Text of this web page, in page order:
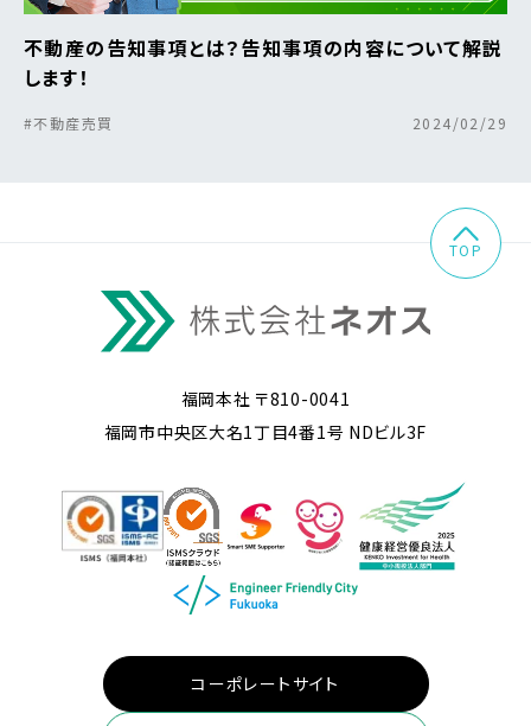
不動産の告知事項とは？告知事項の内容について解説
します！
#不動産売買 2024/02/29
福岡本社 〒810-0041
福岡市中央区大名1丁目4番1号 NDビル3F
コーポレートサイト
TOP